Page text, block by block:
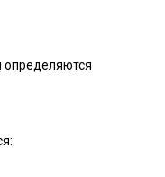
определяются